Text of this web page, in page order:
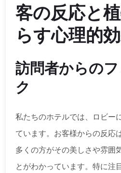
客の反応と
らす心理的
訪問者からの
ク
私たちのホテルでは、ロビー
ています。お客様からの反応
多くの方がその美しさや雰囲
とがわかっています。特に注